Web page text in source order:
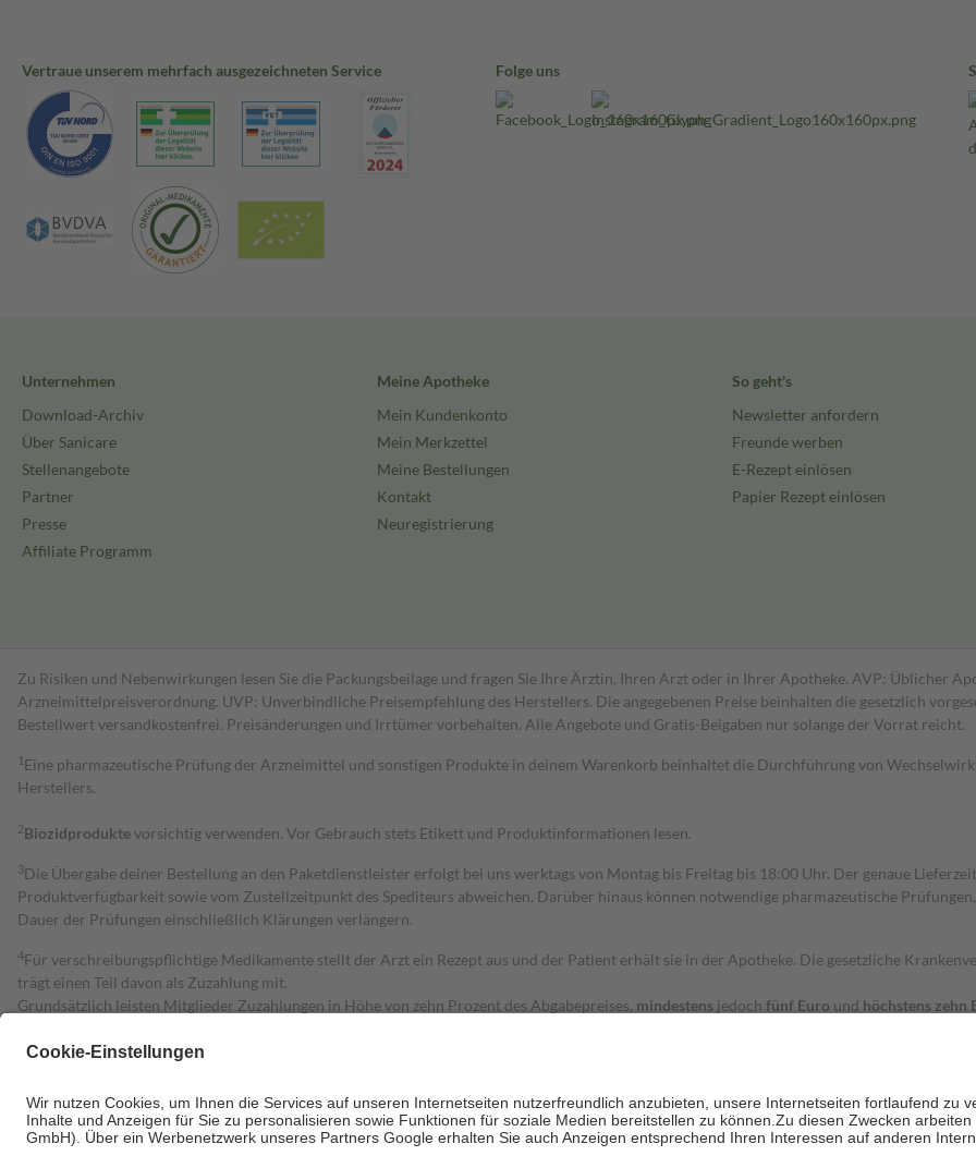
Vertraue unserem mehrfach ausgezeichneten Service Folge uns
Unternehmen
Download-Archiv
Über Sanicare
Stellenangebote
Partner
Presse
Affiliate Programm
Meine Apotheke
Mein Kundenkonto
Mein Merkzettel
Meine Bestellungen
Kontakt
Neuregistrierung
So geht's
Newsletter anfordern
Freunde werben
E-Rezept einlösen
Papier Rezept einlösen
Zu Risiken und Nebenwirkungen lesen Sie die Packungsbeilage und fragen Sie Ihre Ärztin, Ihren Arzt oder in Ihrer Apotheke. AVP: Üblicher
Arzneimittelpreisverordnung. UVP: Unverbindliche Preisempfehlung des Herstellers. Die angegebenen Preise beinhalten die gesetzlich
Bestell­wert versand­kosten­frei. Preisänderungen und Irrtümer vorbehalten. Alle Angebote und Gratis-Beigaben nur solange der Vorrat reicht.
1 Eine pharmazeutische Prüfung der Arzneimittel und sonstigen Produkte in deinem Warenkorb beinhaltet die Durchführung von
Herstellers.
2Biozidproduktevorsichtig verwenden. Vor Gebrauch stets Etikett und Produktinformationen lesen.
3Die Übergabe deiner Bestellung an den Paketdienstleister erfolgt bei uns werktags von Montag bis Freitag bis 18:00 Uhr. Der genaue
Produktverfügbarkeit sowie vom Zustellzeitpunkt des Spediteurs abweichen. Darüber hinaus können notwendige pharmazeutische
Dauer der Prüfungen einschließlich Klärungen verlängern.
4Für verschreibungspflichtige Medikamente stellt der Arzt ein Rezept aus und der Patient erhält sie in der Apotheke. Die gesetzliche
trägt einen Teil davon als Zuzahlung mit.
Grundsätzlich leisten Mitglieder Zuzahlungen in Höhe von zehn Prozent des Abgabepreises, mindestens jedoch fünf Euro und höchstens zehn
Diese Regeln gelten grundsätzlich auch für Online-Apotheken.
Um das Engagement der Versicherten für ihre eigene Gesundheit zu stärken und die besondere Stellung der Familie zu unterstützen, fallen
• Kindern und Jugendlichen bis zum vollendeten 18. Lebensjahr mit Ausnahme der Fahrkosten
• Untersuchungen zur Vorsorge und Früherkennung, die von der GKV getragen werden